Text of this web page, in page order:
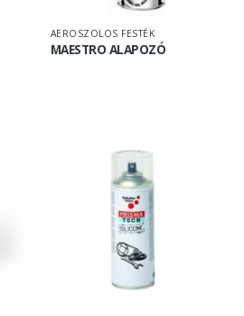
AEROSZOLOS FESTÉK
MAESTRO ALAPOZÓ